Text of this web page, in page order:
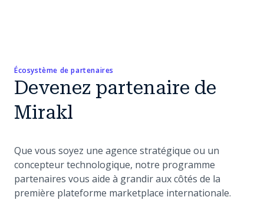
Écosystème de partenaires
Devenez partenaire de
Mirakl
Que vous soyez une agence stratégique ou un
concepteur technologique, notre programme
partenaires vous aide à grandir aux côtés de la
première plateforme marketplace internationale.